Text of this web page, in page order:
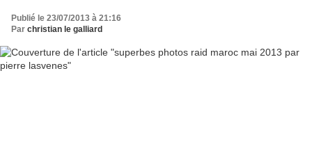
Publié le 23/07/2013 à 21:16
Par christian le galliard